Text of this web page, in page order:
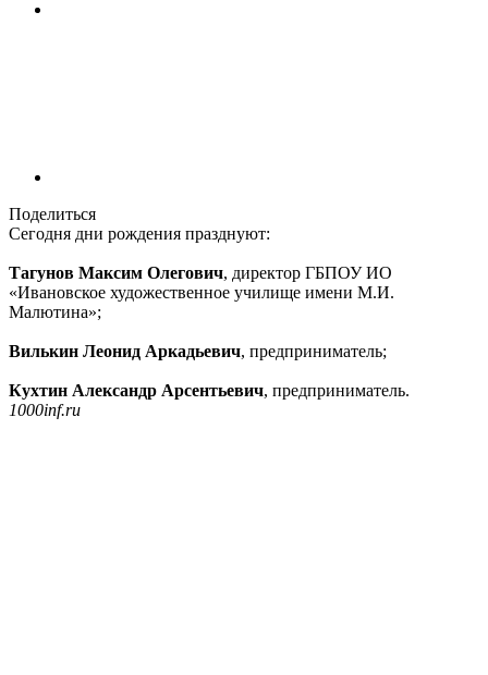
Поделиться
Сегодня дни рождения празднуют:
Тагунов Максим Олегович, директор ГБПОУ ИО
«Ивановское художественное училище имени М.И.
Малютина»;
Вилькин Леонид Аркадьевич, предприниматель;
Кухтин Александр Арсентьевич, предприниматель.
1000inf.ru